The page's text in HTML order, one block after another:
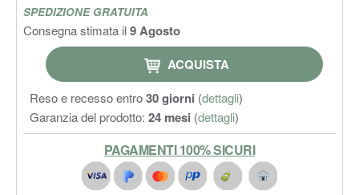
SPEDIZIONE GRATUITA
Consegna stimata il9 Agosto
ACQUISTA
Reso e recesso entro30 giorni (dettagli)
Garanzia del prodotto: 24 mesi (dettagli)
PAGAMENTI 100% SICURI